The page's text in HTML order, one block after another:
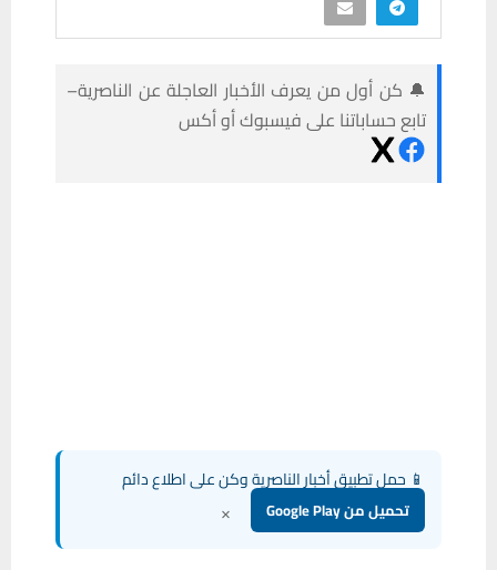
🔔 كن أول من يعرف الأخبار العاجلة عن الناصرية–
تابع حساباتنا على فيسبوك أو أكس
📱 حمل تطبيق أخبار الناصرية وكن على اطلاع دائم
تحميل من Google Play ×